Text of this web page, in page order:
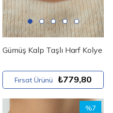
Gümüş Kalp Taşlı Harf Kolye
Fırsat Ürünü ₺779,80
%7